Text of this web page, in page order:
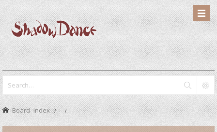
Board index